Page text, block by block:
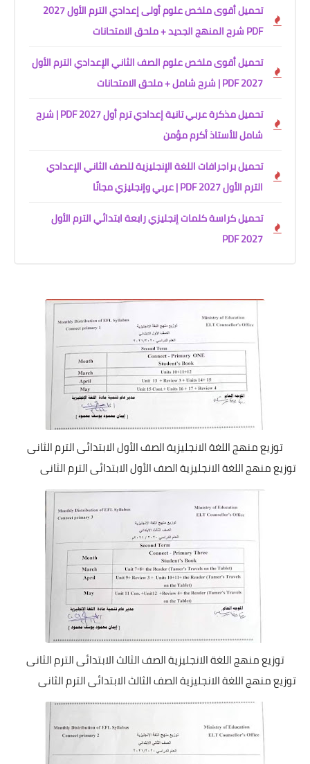
تحميل أقوى ملخص علوم أولى إعدادي الترم الأول 2027
PDF شرح المنهج الجديد + ملحق الامتحانات
تحميل أقوى ملخص علوم الصف الثاني الإعدادي الترم الأول
2027 PDF | شرح شامل + ملحق الامتحانات
تحميل مذكرة عربي تانية إعدادي ترم أول 2027 PDF | شرح
شامل للأستاذ أكرم مؤمن
تحميل براجرافات اللغة الإنجليزية للصف الثاني الإعدادي
الترم الأول 2027 PDF | عربي وإنجليزي مجانًا
تحميل كراسة كلمات إنجليزي رابعة ابتدائي الترم الأول
2027 PDF
توزيع منهج اللغة الانجليزية الصف الأول الابتدائى الترم الثانى
توزيع منهج اللغة الانجليزية الصف الأول الابتدائى الترم الثانى
توزيع منهج اللغة الانجليزية الصف الثالث الابتدائى الترم الثانى
توزيع منهج اللغة الانجليزية الصف الثالث الابتدائى الترم الثانى